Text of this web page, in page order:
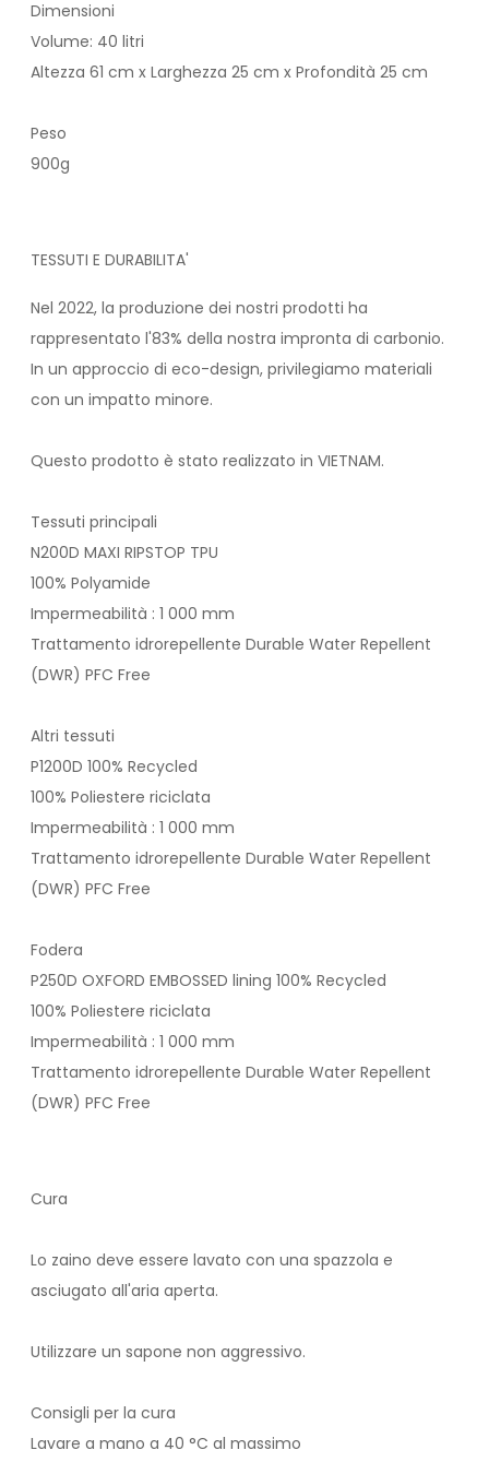
Dimensioni
Volume: 40 litri
Altezza 61 cm x Larghezza 25 cm x Profondità 25 cm
Peso
900g
TESSUTI E DURABILITA'
Nel 2022, la produzione dei nostri prodotti ha
rappresentato l'83% della nostra impronta di carbonio.
In un approccio di eco-design, privilegiamo materiali
con un impatto minore.
Questo prodotto è stato realizzato in VIETNAM.
Tessuti principali
N200D MAXI RIPSTOP TPU
100% Polyamide
Impermeabilità : 1 000 mm
Trattamento idrorepellente Durable Water Repellent
(DWR) PFC Free
Altri tessuti
P1200D 100% Recycled
100% Poliestere riciclata
Impermeabilità : 1 000 mm
Trattamento idrorepellente Durable Water Repellent
(DWR) PFC Free
Fodera
P250D OXFORD EMBOSSED lining 100% Recycled
100% Poliestere riciclata
Impermeabilità : 1 000 mm
Trattamento idrorepellente Durable Water Repellent
(DWR) PFC Free
Cura
Lo zaino deve essere lavato con una spazzola e
asciugato all'aria aperta.
Utilizzare un sapone non aggressivo.
Consigli per la cura
Lavare a mano a 40 °C al massimo